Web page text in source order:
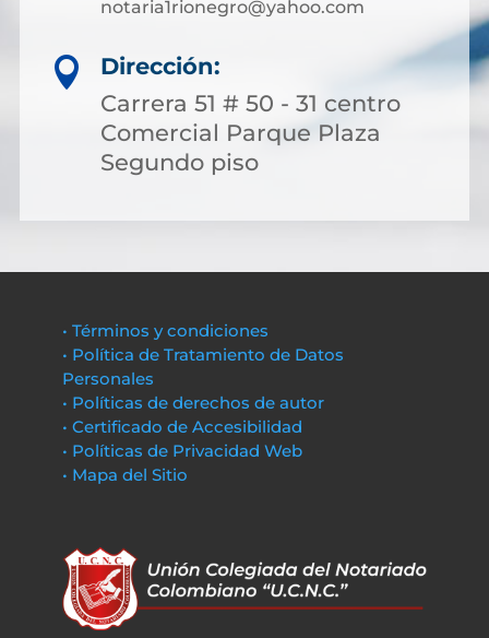
notaria1rionegro@yahoo.com

Dirección:
Carrera 51 # 50 - 31 centro
Comercial Parque Plaza
Segundo piso
• Términos y condiciones
• Política de Tratamiento de Datos
Personales
• Políticas de derechos de autor
• Certificado de Accesibilidad
• Políticas de Privacidad Web
• Mapa del Sitio